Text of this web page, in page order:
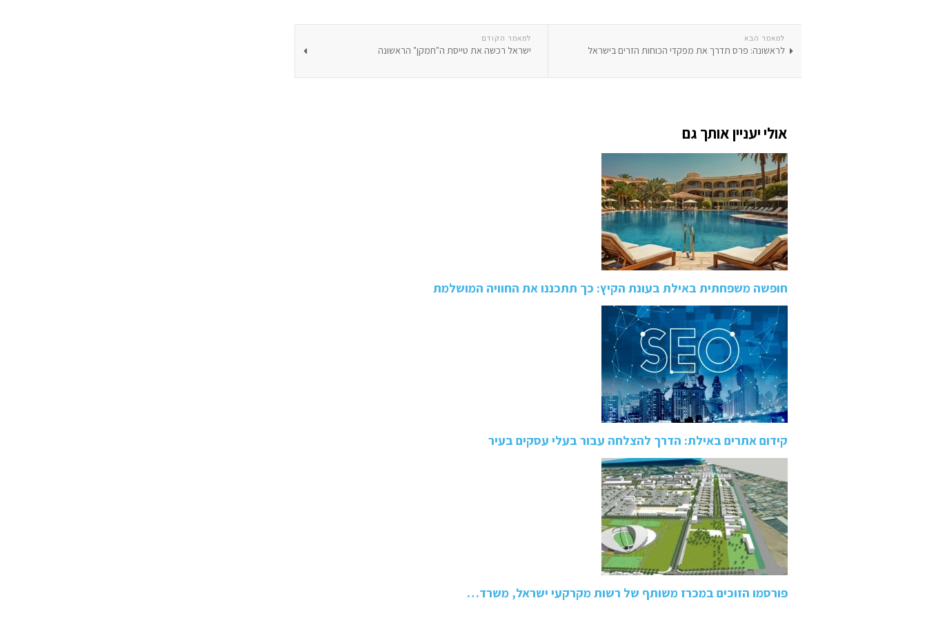
למאמר הקודם
ישראל רכשה את טייסת ה"חמקן" הראשונה
למאמר הבא
לראשונה: פרס תדרך את מפקדי הכוחות הזרים בישראל
אולי יעניין אותך גם
חופשה משפחתית באילת בעונת הקיץ: כך תתכננו את החוויה המושלמת
קידום אתרים באילת: הדרך להצלחה עבור בעלי עסקים בעיר
פורסמו הזוכים במכרז משותף של רשות מקרקעי ישראל, משרד…